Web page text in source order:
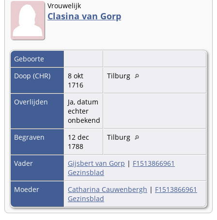
Vrouwelijk
Clasina van Gorp
Geboorte
Doop (CHR)
8 okt
1716
Tilburg
Overlijden
Ja, datum
echter
onbekend
Begraven
12 dec
1788
Tilburg
Vader Gijsbert van Gorp | F1513866961
Gezinsblad
Moeder
Catharina Cauwenbergh | F1513866961
Gezinsblad